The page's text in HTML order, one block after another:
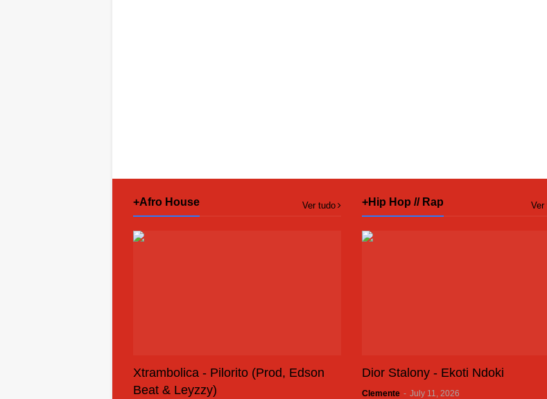
+Afro House Ver tudo
Xtrambolica - Pilorito (Prod, Edson
Beat & Leyzzy)
+Hip Hop // Rap Ver
Dior Stalony - Ekoti Ndoki
Clemente - July 11, 2026